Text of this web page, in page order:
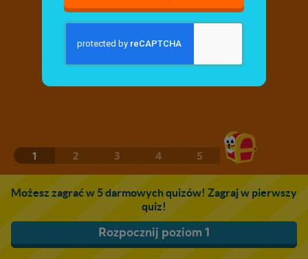
1 2 3 4 5
Możesz zagrać w 5 darmowych quizów! Zagraj w pierwszy
quiz!
Rozpocznij poziom 1